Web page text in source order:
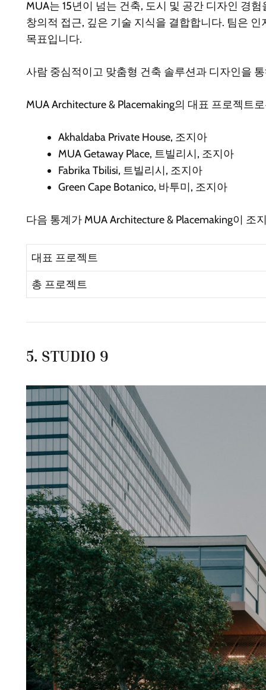
MUA는 15년이 넘는 건축, 도시 및 공간 디자인 경
창의적 접근, 깊은 기술 지식을 결합합니다. 팀은
목표입니다.
사람 중심적이고 맞춤형 건축 솔루션과 디자인을
MUA Architecture & Placemaking의 대표 프로젝트
Akhaldaba Private House, 조지아
MUA Getaway Place, 트빌리시, 조지아
Fabrika Tbilisi, 트빌리시, 조지아
Green Cape Botanico, 바투미, 조지아
다음 통계가 MUA Architecture & Placemaking이
대표 프로젝트
총 프로젝트
5. STUDIO 9